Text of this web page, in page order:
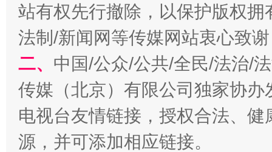
“刷贴”乱象丛生
站有权先行撤除，以保护版权
法制/新闻网等传媒网站衷心致
二、 中国/公众/公共/全民/法治/
传媒（北京）有限公司独家协
电视台友情链接，授权合法、
源，并可添加相应链接。